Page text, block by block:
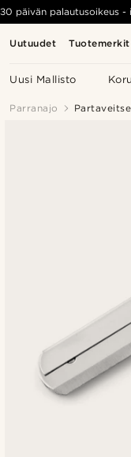
Uutuudet Tuotemerkit
Uusi Mallisto
30 päivän palautusoikeus -
Parranajo